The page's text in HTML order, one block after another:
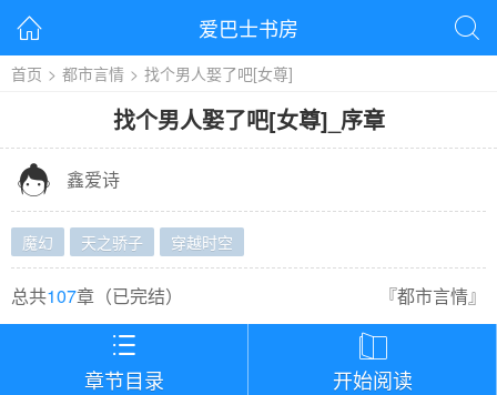
 爱巴士书房 
首页 > 都市言情 > 找个男人娶了吧[女尊]
找个男人娶了吧[女尊] 序章
 鑫爱诗
魔幻 天之骄子 穿越时空
总共107章（已完结） 『都市言情』

章节目录

开始阅读